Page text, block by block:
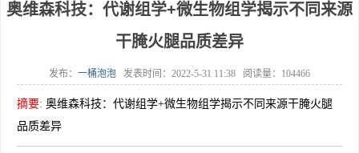
奥维森科技：代谢组学+微生物组学揭示不同来源
干腌火腿品质差异
发布： 一桶泡泡 发表时间： 2022-5-31 11:38 阅读量： 104466
摘要: 奥维森科技：代谢组学+微生物组学揭示不同来源干腌火腿
品质差异